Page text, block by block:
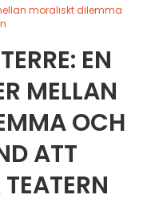
moraliskt dilemma
EN
MELLAN
OCH
ATT